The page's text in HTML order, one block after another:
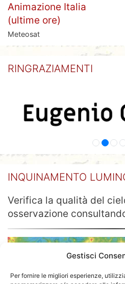
Gestisci
Per fornire le migliori esperienze,
Animazione Italia
(ultime ore)
Meteosat
RINGRAZIAMENTI
INQUINAMENTO
Verifica la qualità del
osservazione